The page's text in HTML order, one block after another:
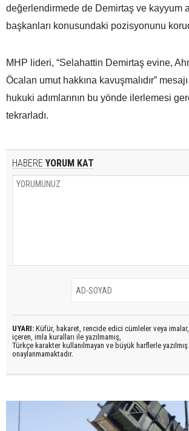
değerlendirmede de Demirtaş ve kayyum
başkanları konusundaki pozisyonunu
MHP lideri, “Selahattin Demirtaş evine,
Öcalan umut hakkına kavuşmalıdır”
hukuki adımlarının bu yönde ilerlemesi
tekrarladı.
HABERE YORUM KAT
UYARI: Küfür, hakaret, rencide edici cümleler veya imalar,
içeren, imla kuralları ile yazılmamış,
Türkçe karakter kullanılmayan ve büyük harflerle
onaylanmamaktadır.